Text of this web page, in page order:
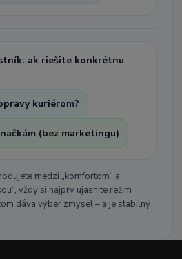
ak riešite konkrétnu
kuriérom?
(bez marketingu)
medzi „komfortom“ a
vždy si najprv ujasnite režim
dáva výber zmysel – a je stabilný